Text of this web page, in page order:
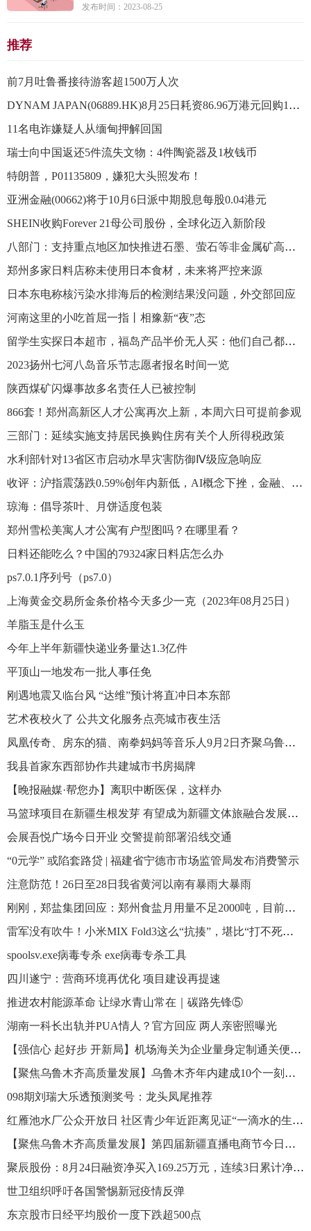
发布时间：2023-08-25
推荐
前7月吐鲁番接待游客超1500万人次
DYNAM JAPAN(06889.HK)8月25日耗资86.96万港元回购18万股
11名电诈嫌疑人从缅甸押解回国
瑞士向中国返还5件流失文物：4件陶瓷器及1枚钱币
特朗普，P01135809，嫌犯大头照发布！
亚洲金融(00662)将于10月6日派中期股息每股0.04港元
SHEIN收购Forever 21母公司股份，全球化迈入新阶段
八部门：支持重点地区加快推进石墨、萤石等非金属矿高效利用项目建设
郑州多家日料店称未使用日本食材，未来将严控来源
日本东电称核污染水排海后的检测结果没问题，外交部回应
河南这里的小吃首屈一指丨相豫新“夜”态
留学生实探日本超市，福岛产品半价无人买：他们自己都不吃
2023扬州七河八岛音乐节志愿者报名时间一览
陕西煤矿闪爆事故多名责任人已被控制
866套！郑州高新区人才公寓再次上新，本周六日可提前参观
三部门：延续实施支持居民换购住房有关个人所得税政策
水利部针对13省区市启动水旱灾害防御Ⅳ级应急响应
收评：沪指震荡跌0.59%创年内新低，AI概念下挫，金融、地产板块逆市拉升
琼海：倡导茶叶、月饼适度包装
郑州雪松美寓人才公寓有户型图吗？在哪里看？
日料还能吃么？中国的79324家日料店怎么办
ps7.0.1序列号（ps7.0）
上海黄金交易所金条价格今天多少一克（2023年08月25日）
羊脂玉是什么玉
今年上半年新疆快递业务量达1.3亿件
平顶山一地发布一批人事任免
刚遇地震又临台风 “达维”预计将直冲日本东部
艺术夜校火了 公共文化服务点亮城市夜生活
凤凰传奇、房东的猫、南拳妈妈等音乐人9月2日齐聚乌鲁木齐 网易云音乐×65PARK·营地音乐节即将唱响
我县首家东西部协作共建城市书房揭牌
【晚报融媒·帮您办】离职中断医保，这样办
马篮球项目在新疆生根发芽 有望成为新疆文体旅融合发展新亮点
会展吾悦广场今日开业 交警提前部署沿线交通
“0元学” 或陷套路贷 | 福建省宁德市市场监管局发布消费警示
注意防范！26日至28日我省黄河以南有暴雨大暴雨
刚刚，郑盐集团回应：郑州食盐月用量不足2000吨，目前盐仓储量6000吨
雷军没有吹牛！小米MIX Fold3这么“抗揍”，堪比“打不死的小强”
spoolsv.exe病毒专杀 exe病毒专杀工具
四川遂宁：营商环境再优化 项目建设再提速
推进农村能源革命 让绿水青山常在｜碳路先锋⑤
湖南一科长出轨并PUA情人？官方回应 两人亲密照曝光
【强信心 起好步 开新局】机场海关为企业量身定制通关便利措施
【聚焦乌鲁木齐高质量发展】乌鲁木齐年内建成10个一刻钟便民生活圈示范点
098期刘瑞大乐透预测奖号：龙头凤尾推荐
红雁池水厂公众开放日 社区青少年近距离见证“一滴水的生命旅程”
【聚焦乌鲁木齐高质量发展】第四届新疆直播电商节今日开幕
聚辰股份：8月24日融资净买入169.25万元，连续3日累计净买入589.63万元
世卫组织呼吁各国警惕新冠疫情反弹
东京股市日经平均股价一度下跌超500点